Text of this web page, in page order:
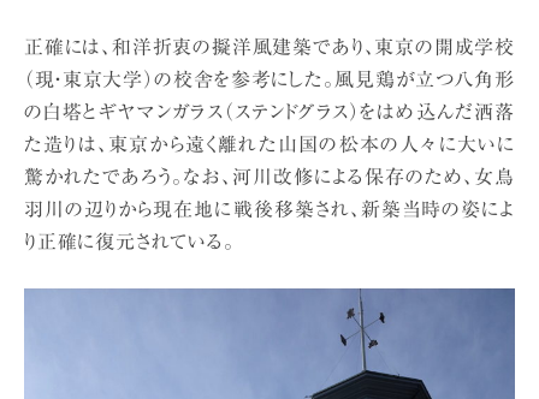
正確には、和洋折衷の擬洋風建築であり、東京の開成学校
（現・東京大学）の校舎を参考にした。風見鶏が立つ八角形
の白塔とギヤマンガラス（ステンドグラス）をはめ込んだ洒落
た造りは、東京から遠く離れた山国の松本の人々に大いに
驚かれたであろう。なお、河川改修による保存のため、女鳥
羽川の辺りから現在地に戦後移築され、新築当時の姿によ
り正確に復元されている。